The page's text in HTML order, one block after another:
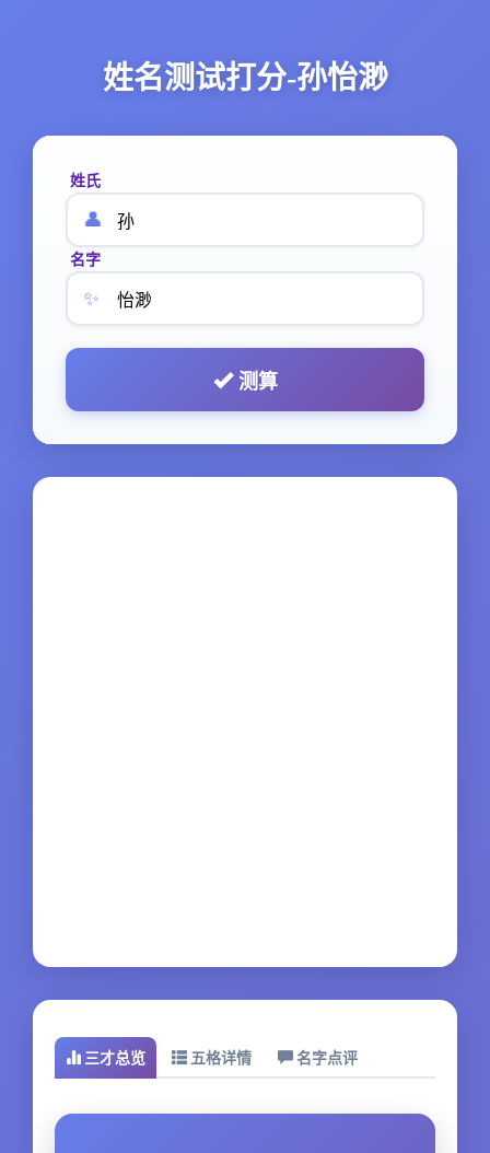
姓名测试打分-孙怡渺
姓氏
👤
名字
✨
测算
三才总览 五格详情 名字点评